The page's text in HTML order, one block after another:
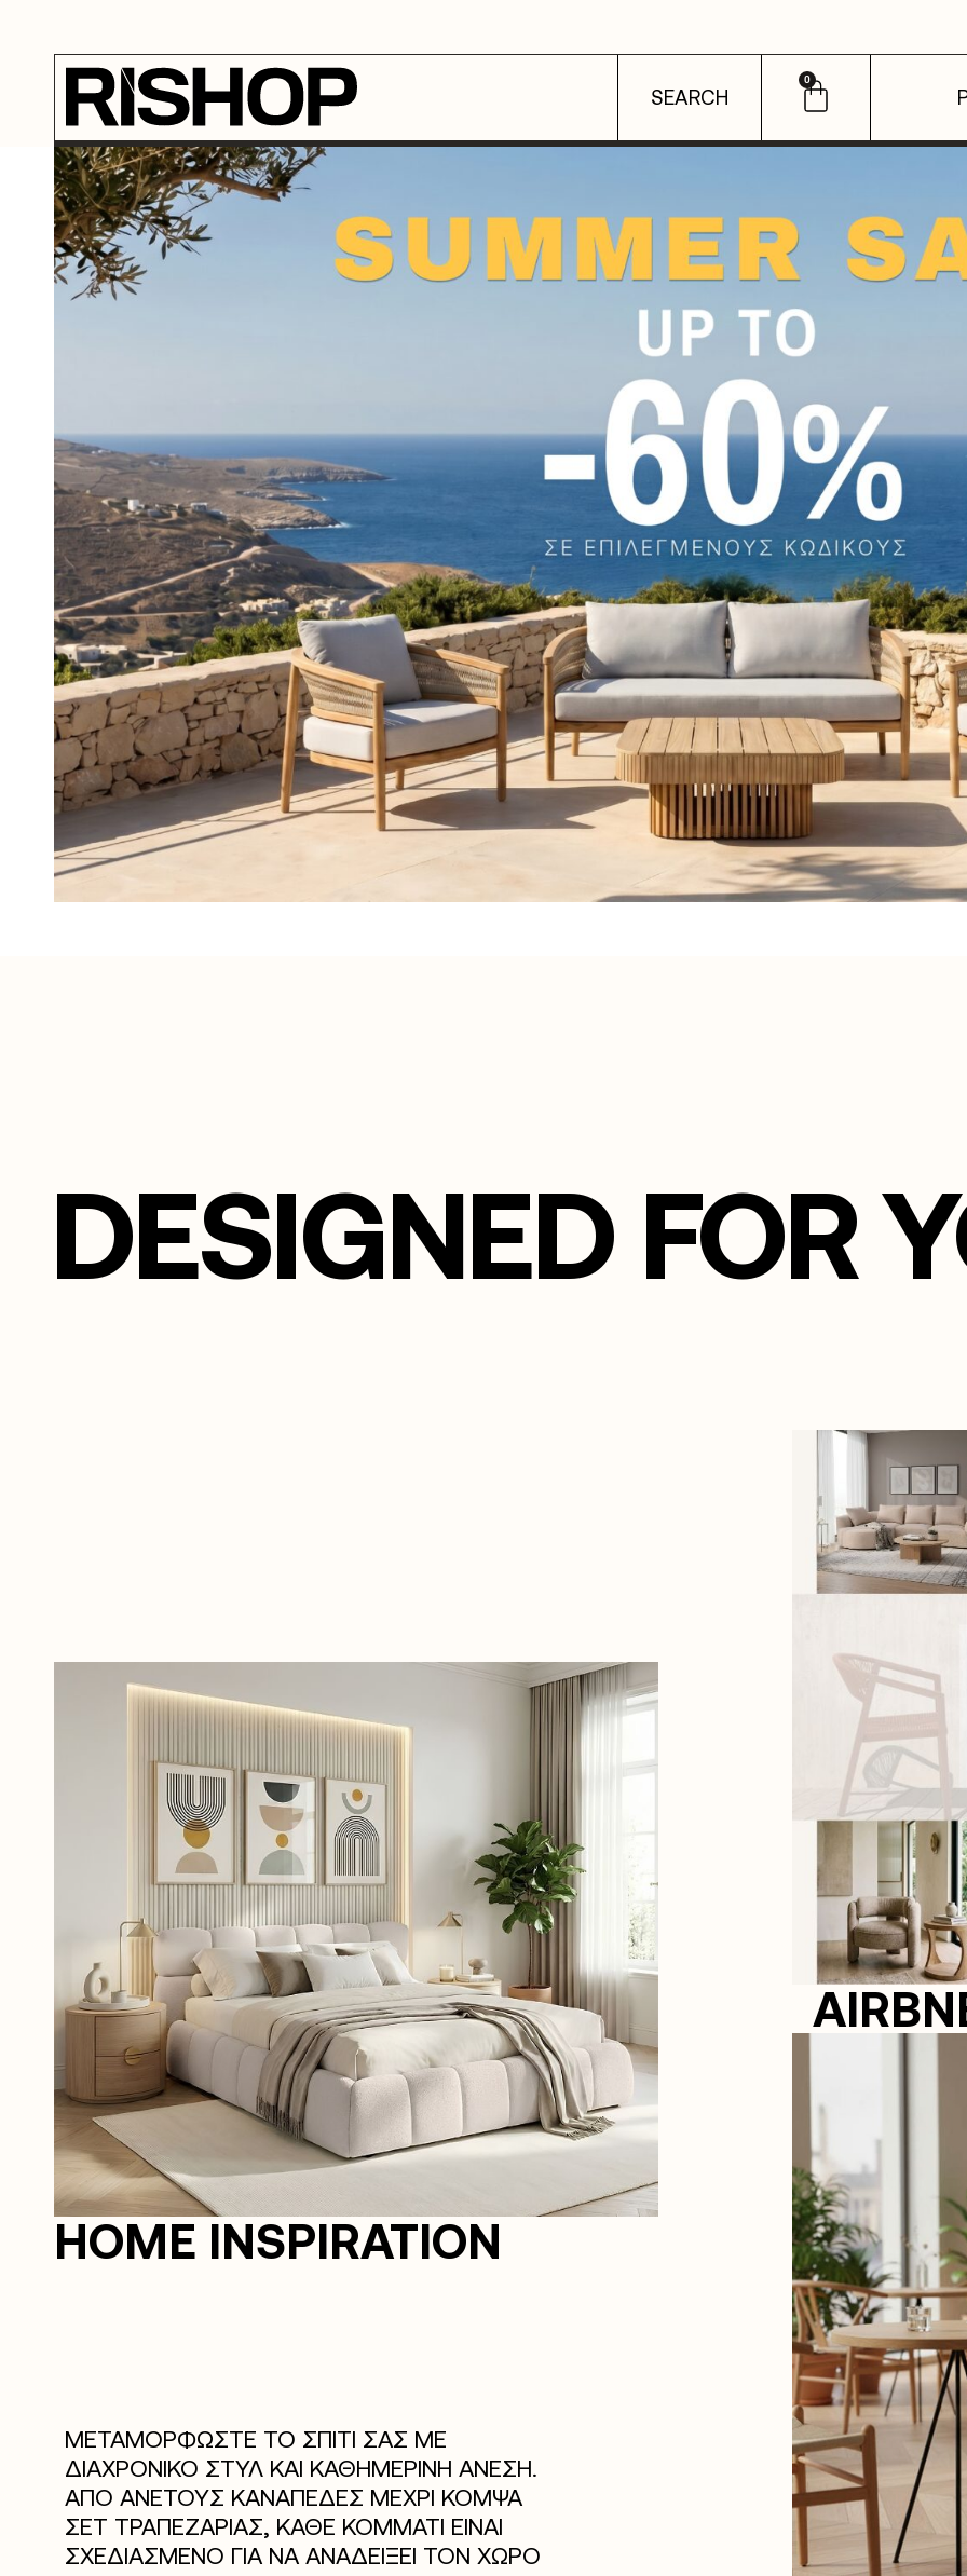
SEARCH
0
DESIGNED FOR
HOME INSPIRATION
ΜΕΤΑΜΟΡΦΩΣΤΕ ΤΟ ΣΠΙΤΙ ΣΑΣ ΜΕ
ΔΙΑΧΡΟΝΙΚΟ ΣΤΥΛ ΚΑΙ ΚΑΘΗΜΕΡΙΝΗ ΑΝΕΣΗ.
ΑΠΟ ΑΝΕΤΟΥΣ ΚΑΝΑΠΕΔΕΣ ΜΕΧΡΙ ΚΟΜΨΑ
ΣΕΤ ΤΡΑΠΕΖΑΡΙΑΣ, ΚΑΘΕ ΚΟΜΜΑΤΙ ΕΙΝΑΙ
ΣΧΕΔΙΑΣΜΕΝΟ ΓΙΑ ΝΑ ΑΝΑΔΕΙΞΕΙ ΤΟΝ ΧΩΡΟ